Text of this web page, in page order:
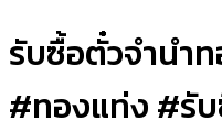
รับซื้อตั๋วจำนำ
#ทองแท่ง #รั